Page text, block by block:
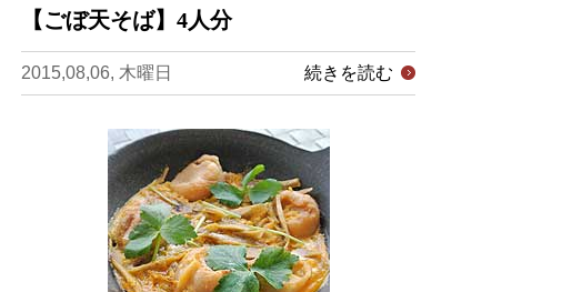
【ごぼ天そば】4人分
2015,08,06, 木曜日 続きを読む